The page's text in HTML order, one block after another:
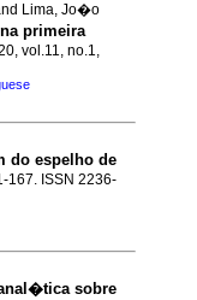
Lima, Jo�o
primeira
vol.11, no.1,
do espelho de
167. ISSN 2236-
sobre